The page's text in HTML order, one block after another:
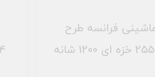
فرانسه طرح
شانه